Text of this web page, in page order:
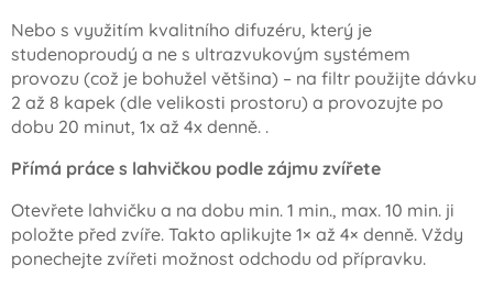
Nebo s využitím kvalitního difuzéru, který je
studenoproudý a ne s ultrazvukovým systémem
provozu (což je bohužel většina) – na filtr použijte dávku
2 až 8 kapek (dle velikosti prostoru) a provozujte po
dobu 20 minut, 1x až 4x denně. .
Přímá práce s lahvičkou podle zájmu zvířete
Otevřete lahvičku a na dobu min. 1 min., max. 10 min. ji
položte před zvíře. Takto aplikujte 1× až 4× denně. Vždy
ponechejte zvířeti možnost odchodu od přípravku.